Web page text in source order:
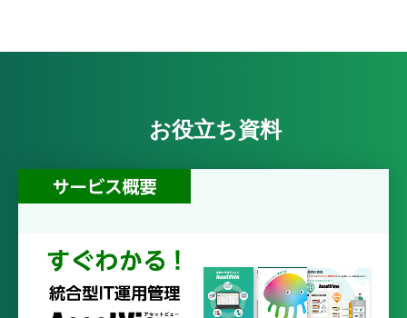
お役立ち資料